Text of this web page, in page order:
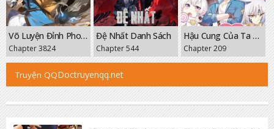
THEO DÕI
GROUP
FANPAGE
Võ Luyện Đỉnh Phong
Chapter 3824
Đệ Nhất Danh Sách
Chapter 544
Hậu Cung Của Ta Toàn Là Ma Nữ Phản Diện
Chapter 209
Truyện QQDoctruyenqq.net